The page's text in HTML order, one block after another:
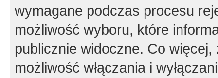
wymagane podczas procesu
możliwość wyboru, które
publicznie widoczne. Co
możliwość włączania i